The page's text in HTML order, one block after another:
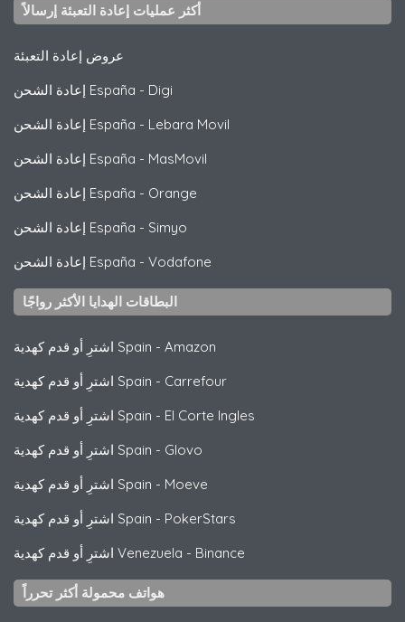
أكثر عمليات إعادة التعبئة إرسالاً
عروض إعادة التعبئة
إعادة الشحن España - Digi
إعادة الشحن España - Lebara Movil
إعادة الشحن España - MasMovil
إعادة الشحن España - Orange
إعادة الشحن España - Simyo
إعادة الشحن España - Vodafone
البطاقات الهدايا الأكثر رواجًا
اشترِ أو قدم كهدية Spain - Amazon
اشترِ أو قدم كهدية Spain - Carrefour
اشترِ أو قدم كهدية Spain - El Corte Ingles
اشترِ أو قدم كهدية Spain - Glovo
اشترِ أو قدم كهدية Spain - Moeve
اشترِ أو قدم كهدية Spain - PokerStars
اشترِ أو قدم كهدية Venezuela - Binance
هواتف محمولة أكثر تحرراً